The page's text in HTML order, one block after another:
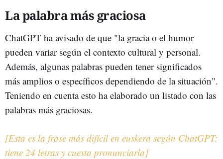
La palabra más graciosa
ChatGPT ha avisado de que "la gracia o el humor
pueden variar según el contexto cultural y personal.
Además, algunas palabras pueden tener significados
más amplios o específicos dependiendo de la situación".
Teniendo en cuenta esto ha elaborado un listado con las
palabras más graciosas.
[Esta es la frase más difícil en euskera según ChatGPT:
tiene 24 letras y cuesta pronunciarla]